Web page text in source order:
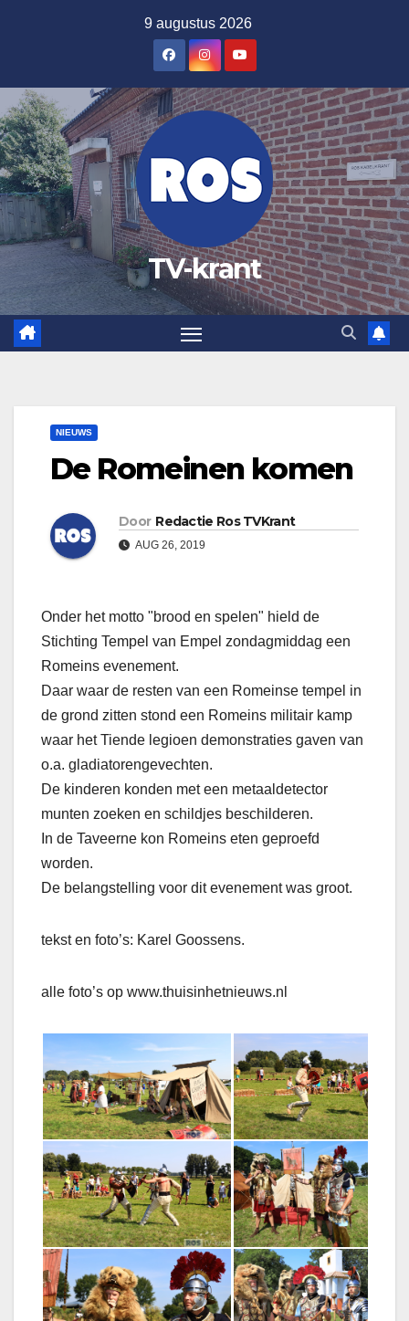
inhoud
9 augustus 2026
TV-krant
NIEUWS
De Romeinen komen
Door Redactie Ros TVKrant
AUG 26, 2019
Onder het motto "brood en spelen" hield de
Stichting Tempel van Empel zondagmiddag een
Romeins evenement.
Daar waar de resten van een Romeinse tempel in
de grond zitten stond een Romeins militair kamp
waar het Tiende legioen demonstraties gaven van
o.a. gladiatorengevechten.
De kinderen konden met een metaaldetector
munten zoeken en schildjes beschilderen.
In de Taveerne kon Romeins eten geproefd
worden.
De belangstelling voor dit evenement was groot.
tekst en foto’s: Karel Goossens.
alle foto’s op www.thuisinhetnieuws.nl